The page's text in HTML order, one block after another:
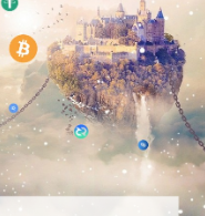

次へ

検索